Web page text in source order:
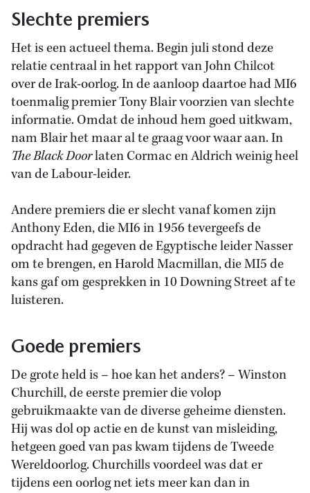
Slechte premiers
Het is een actueel thema. Begin juli stond deze
relatie centraal in het rapport van John Chilcot
over de Irak-oorlog. In de aanloop daartoe had MI6
toenmalig premier Tony Blair voorzien van slechte
informatie. Omdat de inhoud hem goed uitkwam,
nam Blair het maar al te graag voor waar aan. In
The Black Doorlaten Cormac en Aldrich weinig heel
van de Labour-leider.
Andere premiers die er slecht vanaf komen zijn
Anthony Eden, die MI6 in 1956 tevergeefs de
opdracht had gegeven de Egyptische leider Nasser
om te brengen, en Harold Macmillan, die MI5 de
kans gaf om gesprekken in 10 Downing Street af te
luisteren.
Goede premiers
De grote held is­ – hoe kan het anders? – Winston
Churchill, de eerste premier die volop
gebruikmaakte van de diverse geheime diensten.
Hij was dol op actie en de kunst van misleiding,
hetgeen goed van pas kwam tijdens de Tweede
Wereldoorlog. Churchills voordeel was dat er
tijdens een oorlog net iets meer kan dan in